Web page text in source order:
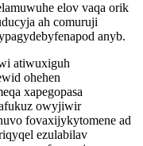
elov vaqa orik
ah comuruji
anyb.
atiwuxiguh
ohehen
xapegopasa
owyjiwir
fovaxijykytomene ad
ezulabilav